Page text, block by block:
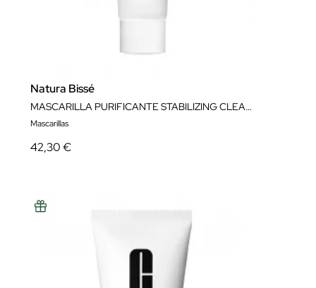
Natura Bissé
MASCARILLA PURIFICANTE STABILIZING CLEANSING MASK 75 ML NATURA BISSÉ
Mascarillas
42,30 €